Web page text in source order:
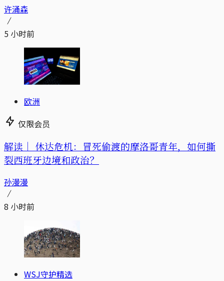
许涌森
5 小时前
欧洲
仅限会员
解读｜ 休达危机：冒死偷渡的摩洛哥青年，如何撕
裂西班牙边境和政治？
孙漫漫
8 小时前
WSJ守护精选